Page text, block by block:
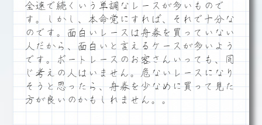
全速で続くいう単調なレースが多いもので
す。しかし、本命党にすれば、それで十分な
のです。面白いレースは舟券を買っていない
人だから、面白いと言えるケースが多いよう
です。ボートレースのお客さんいっても、同
じ考えの人はいません。危ないレースになり
そうと思ったら、舟券を少なめに買って見た
方が良いのかもしれません。。